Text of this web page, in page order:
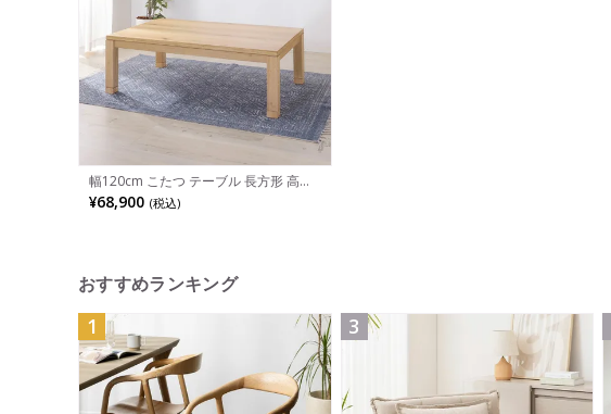
幅120cm こたつ テーブル 長方形 高さ
調節 石英管ヒーター リビングテーブル
天然木 KTJ-120NA
¥68,900 (税込)
おすすめランキング
1 3